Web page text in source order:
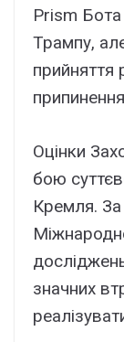
Prism Бота
Трампу,
прийняття
Оцінки
бою
Кремля.
значних